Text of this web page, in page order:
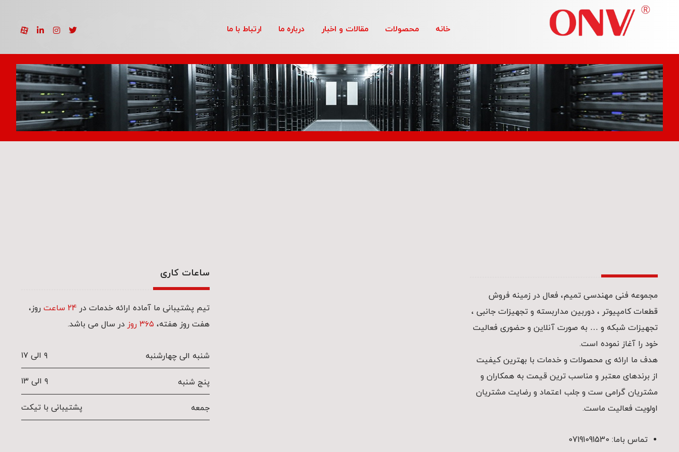
خانه محصولات مقالات و اخبار درباره ما ارتباط با ما
3 بعدی نمونه کارها 3 بعدی
مجموعه فنی مهندسی تمیم، فعال در زمینه فروش
قطعات کامپیوتر ، دوربین مداربسته و تجهیزات جانبی ،
تجهیزات شبکه و … به صورت آنلاین و حضوری فعالیت
خود را آغاز نموده است.
هدف ما ارائه ی محصولات و خدمات با بهترین کیفیت
از برندهای معتبر و مناسب ترین قیمت به همکاران و
مشتریان گرامی ست و جلب اعتماد و رضایت مشتریان
اولویت فعالیت ماست.
تماس باما: 07191091530
ساعات کاری
تیم پشتیبانی ما آماده ارائه خدمات در24 ساعت
روز،
هفت روز هفته، ۳۶۵ روز در سال می باشد.
شنبه الی چهارشنبه ۹ الی ۱۷
پنج شنبه ۹ الی ۱۳
جمعه پشتیبانی با تیکت